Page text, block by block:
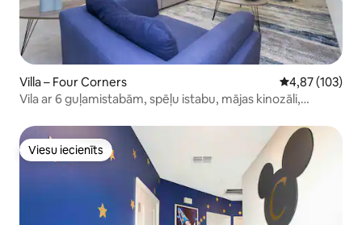
Villa – Four Corners Vidējais
4,87 (103)
Vila ar 6 guļamistabām, spēļu istabu, mājas kinozāli,
Viesu iecienīts
Viesu iecienīts